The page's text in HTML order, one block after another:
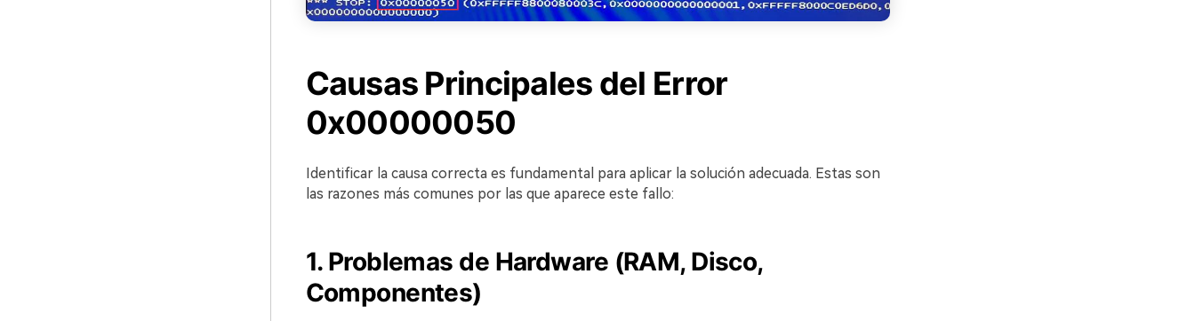
Causas Principales del Error
0x00000050
Identificar la causa correcta es fundamental para aplicar la solución adecuada. Estas son
las razones más comunes por las que aparece este fallo:
1. Problemas de Hardware (RAM, Disco,
Componentes)